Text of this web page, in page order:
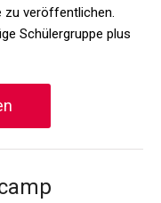
zu veröffentlichen.
Schülergruppe plus